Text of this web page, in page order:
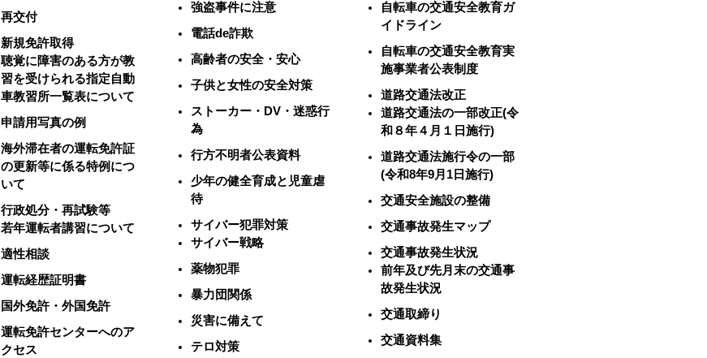
再交付
新規免許取得
聴覚に障害のある方が教
習を受けられる指定自動
車教習所一覧表について
申請用写真の例
海外滞在者の運転免許証
の更新等に係る特例につ
いて
行政処分・再試験等
若年運転者講習について
適性相談
運転経歴証明書
国外免許・外国免許
運転免許センターへのア
クセス
強盗事件に注意
電話de詐欺
高齢者の安全・安心
子供と女性の安全対策
ストーカー・DV・迷惑行
為
行方不明者公表資料
少年の健全育成と児童虐
待
サイバー犯罪対策
サイバー戦略
薬物犯罪
暴力団関係
災害に備えて
テロ対策
自転車の交通安全教育ガ
イドライン
自転車の交通安全教育実
施事業者公表制度
道路交通法改正
道路交通法の一部改正(令
和８年４月１日施行)
道路交通法施行令の一部
(令和8年9月1日施行)
交通安全施設の整備
交通事故発生マップ
交通事故発生状況
前年及び先月末の交通事
故発生状況
交通取締り
交通資料集